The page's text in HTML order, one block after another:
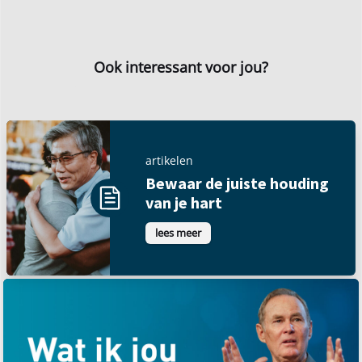
Ook interessant voor jou?
artikelen
Bewaar de juiste houding
van je hart
lees meer